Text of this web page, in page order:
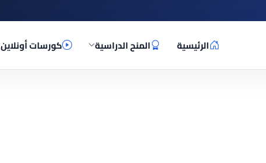
الرئيسية المنح الدراسية كورسات أونلاين